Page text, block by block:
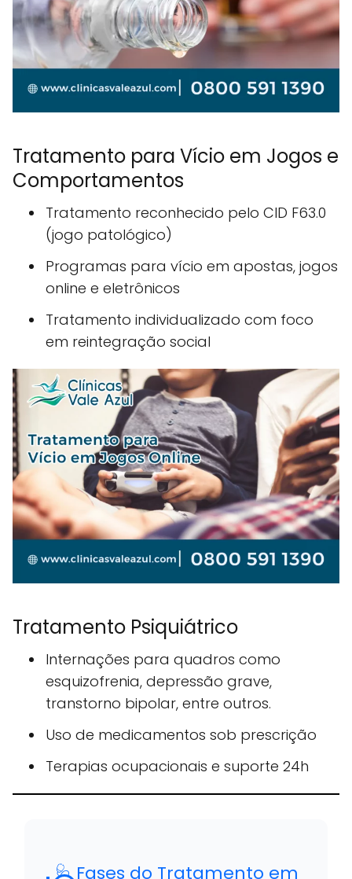
Tratamento para Vício em Jogos e
Comportamentos
Tratamento reconhecido pelo CID F63.0
(jogo patológico)
Programas para vício em apostas, jogos
online e eletrônicos
Tratamento individualizado com foco
em reintegração social
Tratamento Psiquiátrico
Internações para quadros como
esquizofrenia, depressão grave,
transtorno bipolar, entre outros.
Uso de medicamentos sob prescrição
Terapias ocupacionais e suporte 24h
🩺 Fases do Tratamento em